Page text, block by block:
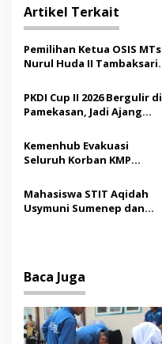
g
a
s
i
p
o
s
Artikel Terkait
Pemilihan Ketua OSIS MTs
Nurul Huda II Tambaksari
Demokrasi bagi Siswa
PKDI Cup II 2026 Bergulir di
Pamekasan, Jadi Ajang
Madura
Kemenhub Evakuasi
Seluruh Korban KMP
Operator Diaudit
Mahasiswa STIT Aqidah
Usymuni Sumenep dan
Baca Juga